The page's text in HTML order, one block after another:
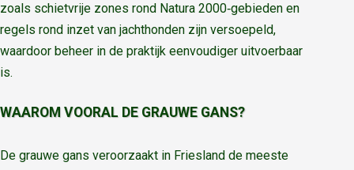
zoals schietvrije zones rond Natura 2000‑gebieden en
regels rond inzet van jachthonden zijn versoepeld,
waardoor beheer in de praktijk eenvoudiger uitvoerbaar
is.
WAAROM VOORAL DE GRAUWE GANS?
De grauwe gans veroorzaakt in Friesland de meeste